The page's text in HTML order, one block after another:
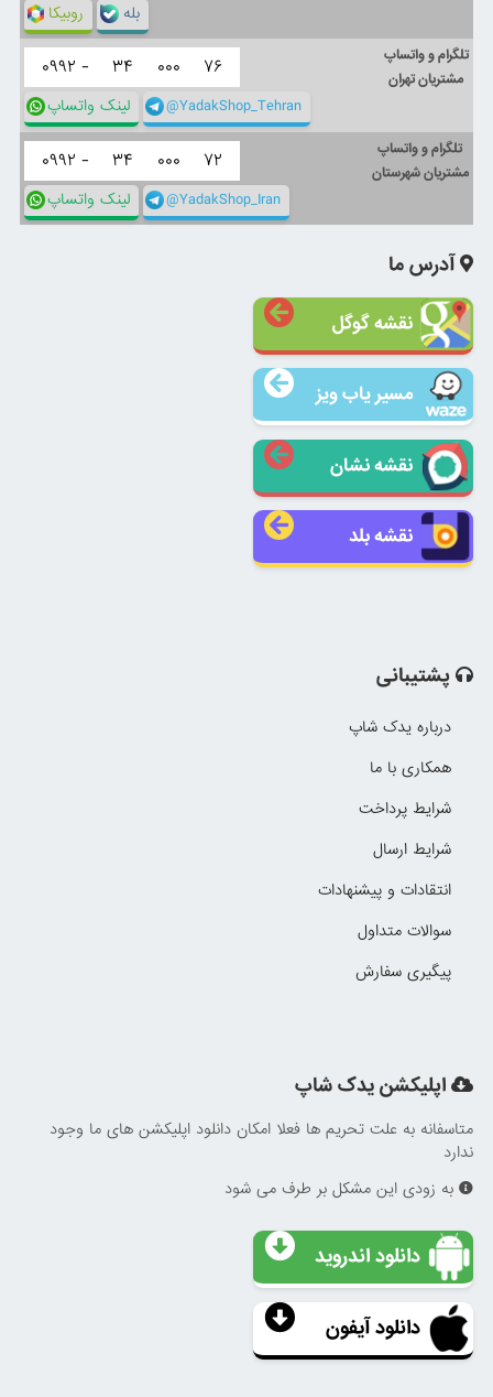
روبیکا بله
تلگرام و واتساپ
مشتریان تهران
۰۹۹۲ - ۳۴ ۰۰۰ ۷۶
لینک واتساپ @YadakShop_Tehran
تلگرام و واتساپ
مشتریان شهرستان
۰۹۹۲ - ۳۴ ۰۰۰ ۷۲
لینک واتساپ @YadakShop_Iran
آدرس ما
نقشه گوگل
مسیر یاب ویز
نقشه نشان
نقشه بلد
پشتیبانی
درباره یدک شاپ
همکاری با ما
شرایط پرداخت
شرایط ارسال
انتقادات و پیشنهادات
سوالات متداول
پیگیری سفارش
اپلیکشن یدک شاپ
متاسفانه به علت تحریم ها فعلا امکان دانلود اپلیکشن های ما وجود
ندارد
به زودی این مشکل بر طرف می شود
دانلود اندروید
دانلود آیفون